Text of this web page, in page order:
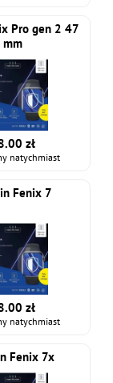
Pro gen 2 47
mm
zł
natychmiast
Fenix 7
zł
natychmiast
Fenix 7x